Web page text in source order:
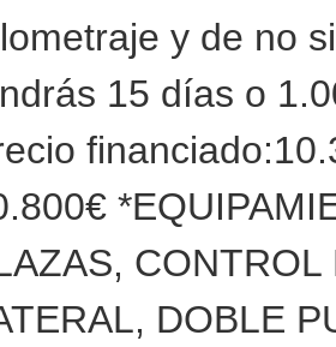
y de no
15 días o
DOBLE